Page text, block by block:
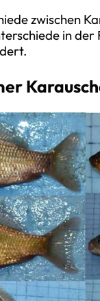
zwischen
in der